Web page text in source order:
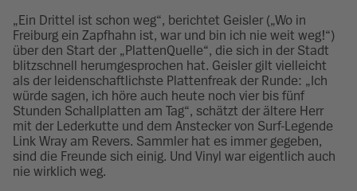
„Ein Drittel ist schon weg“, berichtet Geisler („Wo in
Freiburg ein Zapfhahn ist, war und bin ich nie weit weg!“)
über den Start der „PlattenQuelle“, die sich in der Stadt
blitzschnell herumgesprochen hat. Geisler gilt vielleicht
als der leidenschaftlichste Plattenfreak der Runde: „Ich
würde sagen, ich höre auch heute noch vier bis fünf
Stunden Schallplatten am Tag“, schätzt der ältere Herr
mit der Lederkutte und dem Anstecker von Surf-Legende
Link Wray am Revers. Sammler hat es immer gegeben,
sind die Freunde sich einig. Und Vinyl war eigentlich auch
nie wirklich weg.